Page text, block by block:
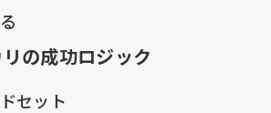
の成功ロジック
セット